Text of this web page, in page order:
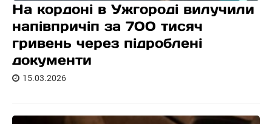
На кордоні в Ужгороді вилучили
напівпричіп за 700 тисяч
гривень через підроблені
документи
15.03.2026